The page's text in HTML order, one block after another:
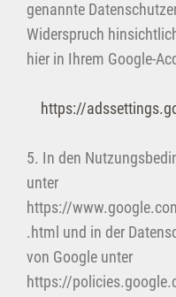
genannte
Widerspruch
hier in Ihrem Google-
https://
5. In den
unter
https://
.html und in der
von Google unter
https://